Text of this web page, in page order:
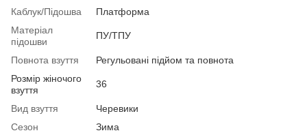
Каблук/Підошва
Платформа
Матеріал
підошви
ПУ/ТПУ
Повнота взуття
Регульовані підйом та повнота
Розмір жіночого
взуття
36
Вид взуття
Черевики
Сезон
Зима